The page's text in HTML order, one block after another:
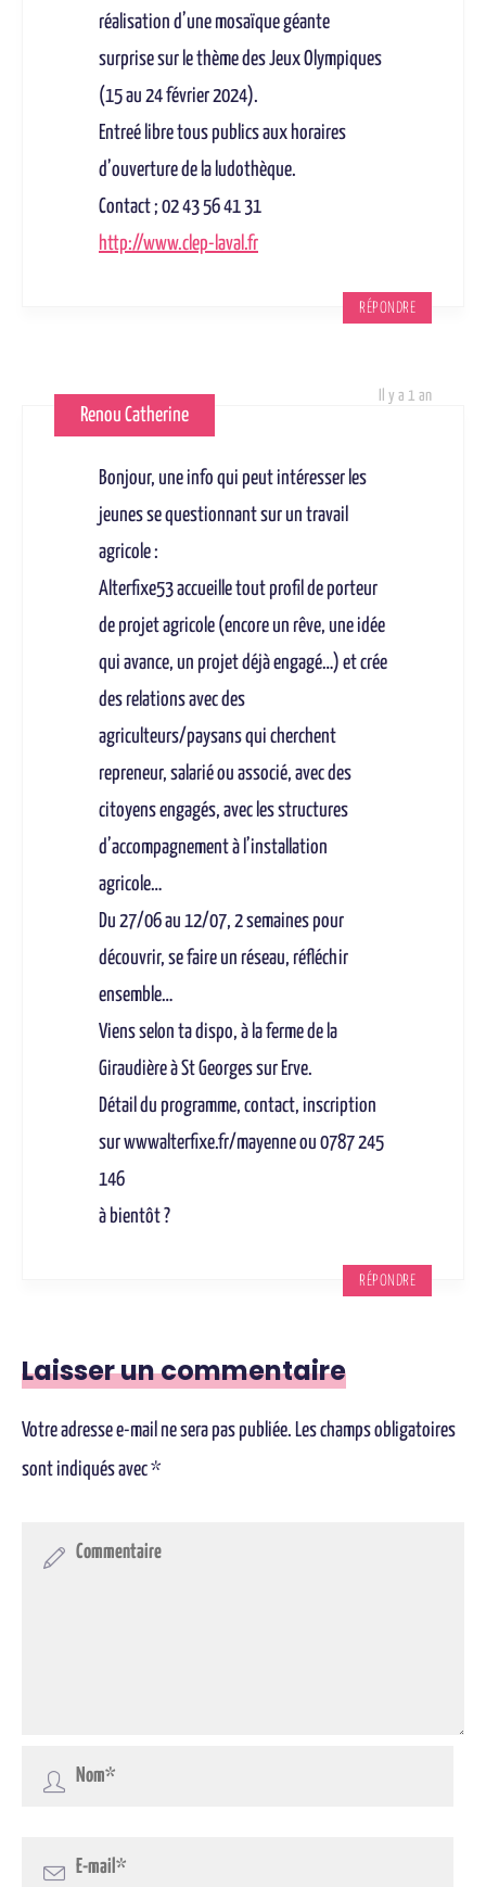
réalisation d’une mosaïque géante
surprise sur le thème des Jeux Olympiques
(15 au 24 février 2024).
Entreé libre tous publics aux horaires
d’ouverture de la ludothèque.
Contact ; 02 43 56 41 31
http://www.clep-laval.fr
RÉPONDRE
Il y a 1 an
Renou Catherine
Bonjour, une info qui peut intéresser les
jeunes se questionnant sur un travail
agricole :
Alterfixe53 accueille tout profil de porteur
de projet agricole (encore un rêve, une idée
qui avance, un projet déjà engagé…) et crée
des relations avec des
agriculteurs/paysans qui cherchent
repreneur, salarié ou associé, avec des
citoyens engagés, avec les structures
d’accompagnement à l’installation
agricole…
Du 27/06 au 12/07, 2 semaines pour
découvrir, se faire un réseau, réfléchir
ensemble…
Viens selon ta dispo, à la ferme de la
Giraudière à St Georges sur Erve.
Détail du programme, contact, inscription
sur wwwalterfixe.fr/mayenne ou 0787 245
146
à bientôt ?
RÉPONDRE
Laisser un commentaire
Votre adresse e-mail ne sera pas publiée. Les champs obligatoires
sont indiqués avec*